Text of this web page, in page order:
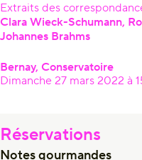
Extraits des
Clara Wieck-Schumann,
Johannes Brahms
Bernay, Conservatoire
Dimanche 27 mars 2022 à
Réservations
Notes gourmandes